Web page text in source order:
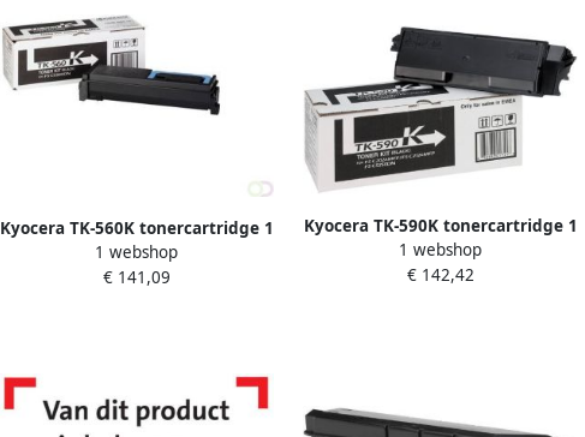
Kyocera TK-560K tonercartridge 1
stuk(s) Origineel Zwart
(1T02HN0EU0)
1 webshop
€ 141,09
Kyocera TK-590K tonercartridge 1
stuk(s) Origineel Zwart
(1T02KV0NL0)
1 webshop
€ 142,42